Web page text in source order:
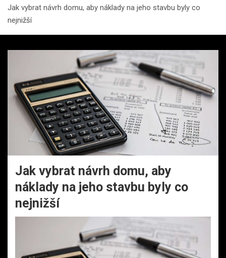
Jak vybrat návrh domu, aby náklady na jeho stavbu byly co
nejnižší
Jak vybrat návrh domu, aby
náklady na jeho stavbu byly co
nejnižší